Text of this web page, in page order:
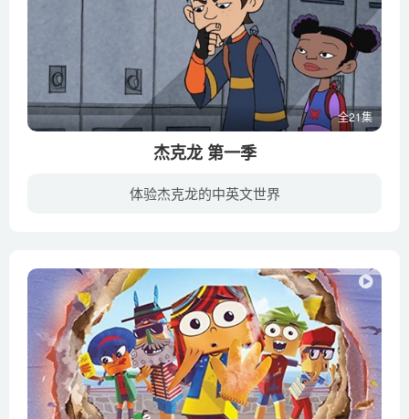
全21集
杰克龙 第一季
体验杰克龙的中英文世界